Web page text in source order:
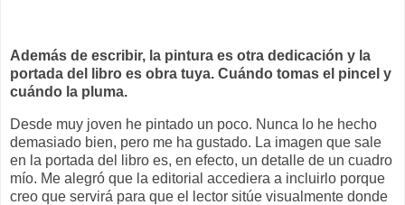
Además de escribir, la pintura es otra dedicación y la
portada del libro es obra tuya. Cuándo tomas el pincel y
cuándo la pluma.
Desde muy joven he pintado un poco. Nunca lo he hecho
demasiado bien, pero me ha gustado. La imagen que sale
en la portada del libro es, en efecto, un detalle de un cuadro
mío. Me alegró que la editorial accediera a incluirlo porque
creo que servirá para que el lector sitúe visualmente donde